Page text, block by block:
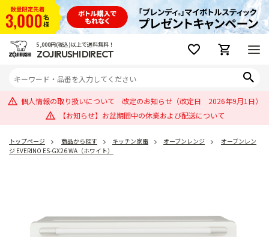
5,000円(税込)以上で送料無料！
ZOJIRUSHI DIRECT
個人情報の取り扱いについて 改定のお知らせ（改定日 2026年9月1日）
【お知らせ】お盆期間中の休業および配送について
トップページ 商品から探す キッチン家電 オーブンレンジ
オーブンレン
ジ EVERINO ES-GX26 WA（ホワイト）